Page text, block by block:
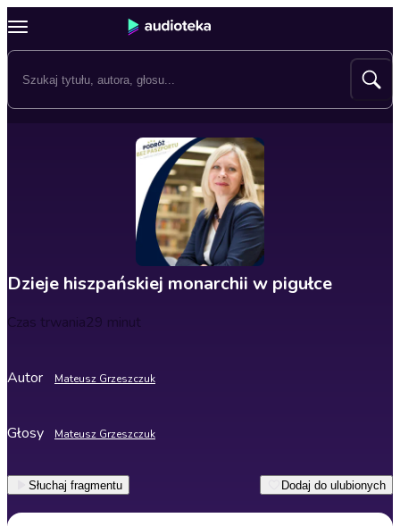
Dzieje hiszpańskiej monarchii w pigułce
Czas trwania29 minut
Autor Mateusz Grzeszczuk
Głosy Mateusz Grzeszczuk
Słuchaj fragmentu Dodaj do ulubionych